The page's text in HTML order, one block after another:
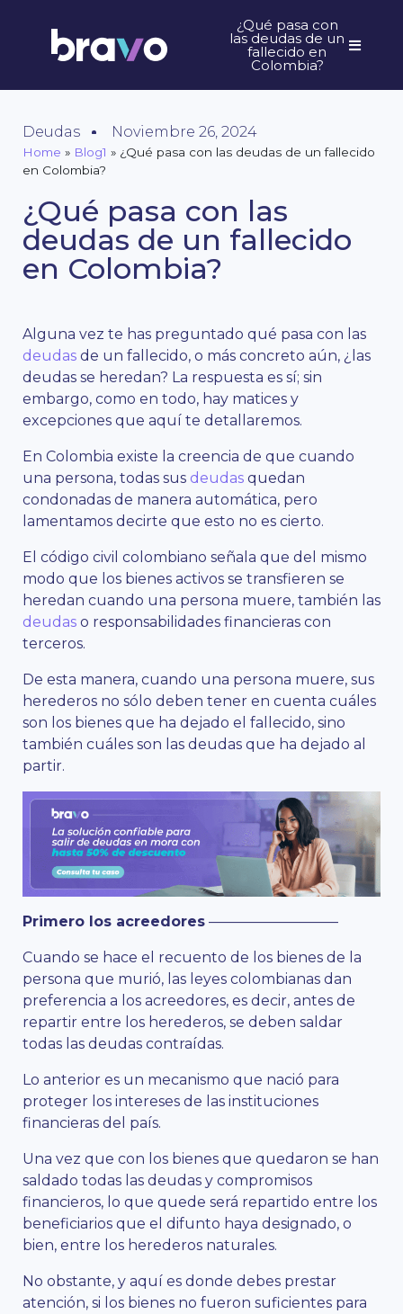
¿Qué pasa con
las deudas de un
fallecido en
Colombia?
Deudas Noviembre 26, 2024
Home » Blog1 » ¿Qué pasa con las deudas de un fallecido
en Colombia?
¿Qué pasa con las
deudas de un fallecido
en Colombia?
Alguna vez te has preguntado qué pasa con las
deudas de un fallecido, o más concreto aún, ¿las
deudas se heredan? La respuesta es sí; sin
embargo, como en todo, hay matices y
excepciones que aquí te detallaremos.
En Colombia existe la creencia de que cuando
una persona, todas sus deudas quedan
condonadas de manera automática, pero
lamentamos decirte que esto no es cierto.
El código civil colombiano señala que del mismo
modo que los bienes activos se transfieren se
heredan cuando una persona muere, también las
deudas o responsabilidades financieras con
terceros.
De esta manera, cuando una persona muere, sus
herederos no sólo deben tener en cuenta cuáles
son los bienes que ha dejado el fallecido, sino
también cuáles son las deudas que ha dejado al
partir.
Primero los acreedores —————————
Cuando se hace el recuento de los bienes de la
persona que murió, las leyes colombianas dan
preferencia a los acreedores, es decir, antes de
repartir entre los herederos, se deben saldar
todas las deudas contraídas.
Lo anterior es un mecanismo que nació para
proteger los intereses de las instituciones
financieras del país.
Una vez que con los bienes que quedaron se han
saldado todas las deudas y compromisos
financieros, lo que quede será repartido entre los
beneficiarios que el difunto haya designado, o
bien, entre los herederos naturales.
No obstante, y aquí es donde debes prestar
atención, si los bienes no fueron suficientes para